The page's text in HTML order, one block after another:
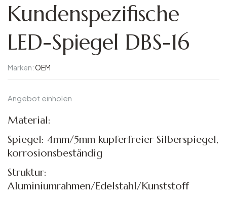
Kundenspezifische
LED-Spiegel DBS-16
Marken:OEM
Angebot einholen
Material:
Spiegel: 4mm/5mm kupferfreier Silberspiegel,
korrosionsbeständig
Struktur:
Aluminiumrahmen/Edelstahl/Kunststoff